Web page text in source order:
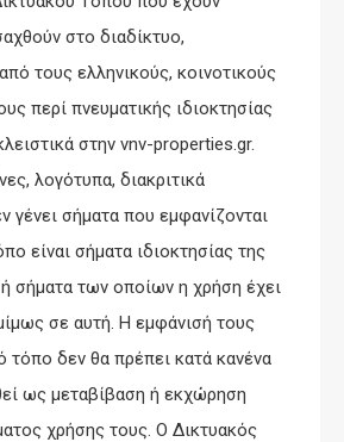
στο διαδίκτυο,
τους ελληνικούς, κοινοτικούς
περί πνευματικής ιδιοκτησίας
στην vnv-properties.gr.
λογότυπα, διακριτικά
γένει σήματα που εμφανίζονται
είναι σήματα ιδιοκτησίας της
σήματα των οποίων η χρήση έχει
σε αυτή. Η εμφάνισή τους
τόπο δεν θα πρέπει κατά κανένα
ως μεταβίβαση ή εκχώρηση
χρήσης τους. Ο Δικτυακός